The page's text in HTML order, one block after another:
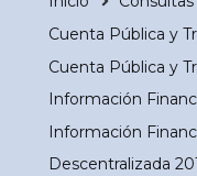
Cuenta Pública y
Cuenta Pública y
Información
Información
Descentralizada